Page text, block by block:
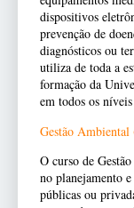
dispositivos
prevenção de
diagnósticos ou
utiliza de toda a
formação da
em todos os
Gestão
O curso de
no planejamento
públicas ou